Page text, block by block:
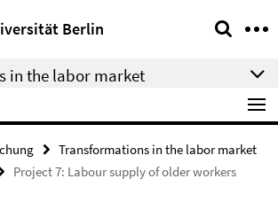
Berlin
in the labor market
Transformations in the labor market
Project 7: Labour supply of older workers